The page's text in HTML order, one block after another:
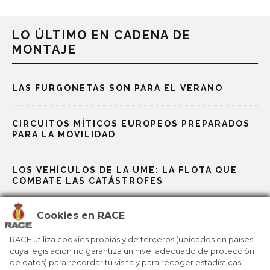
Cookies en RACE
RACE utiliza cookies propias y de terceros (ubicados en países
cuya legislación no garantiza un nivel adecuado de protección
de datos) para recordar tu visita y para recoger estadísticas
LO ÚLTIMO EN CADENA DE
MONTAJE
LAS FURGONETAS SON PARA EL VERANO
CIRCUITOS MÍTICOS EUROPEOS PREPARADOS
PARA LA MOVILIDAD
LOS VEHÍCULOS DE LA UME: LA FLOTA QUE
COMBATE LAS CATÁSTROFES
LA FÓRMULA E, LABORATORIO PARA LA
INNOVACIÓN ELÉCTRICA DEL FUTURO
LOS CONCEPT CAR REDEFINEN LA MOVILIDAD